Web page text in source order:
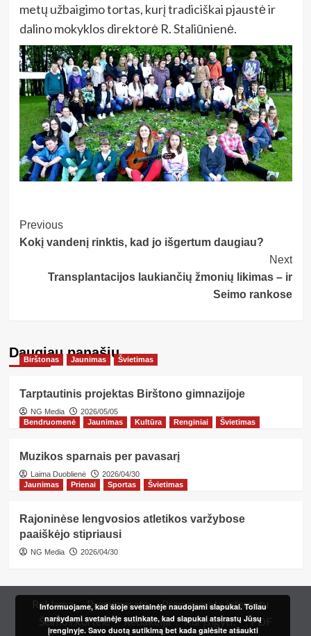
metų užbaigimo tortas, kurį tradiciškai pjaustė ir
dalino mokyklos direktorė R. Staliūnienė.
Post
Navigation
Previous
Kokį vandenį rinktis, kad jo išgertum daugiau?
Next
Transplantacijos laukiančių žmonių likimas – ir
Seimo rankose
Daugiau panašių…
Birštonas Jaunimas Švietimas
Tarptautinis projektas Birštono gimnazijoje
NG Media
2026/05/05
Bendruomenė
Jaunimas Kultūra Renginiai Švietimas
Muzikos sparnais per pavasarį
Laima Duoblienė
2026/04/30
Jaunimas
Prienai Sportas Švietimas
Rajoninėse lengvosios atletikos varžybose
paaiškėjo stipriausi
NG Media 2026/04/30
Reklama Prenumerata
Prenumerata internetu
Šeimos kortelė
Redakcija Kur įsigyti? PDF
Informuojame, kad šioje svetainėje naudojami slapukai. Toliau
naršydami svetainėje sutinkate, kad slapukai atsirastų Jūsų
įrenginyje. Savo duotą sutikimą bet kada galėsite atšaukti